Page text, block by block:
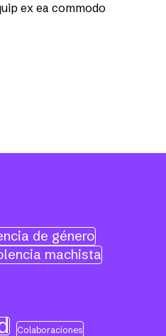
ex ea commodo
de género
machista
Colaboraciones